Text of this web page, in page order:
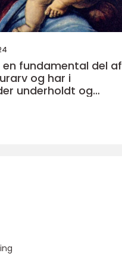
en fundamental del af
og har i
underholdt og